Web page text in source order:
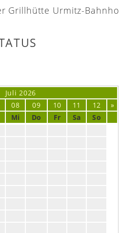
Juli 2026
08 09 10 11 12
»
Mi Do Fr Sa
So